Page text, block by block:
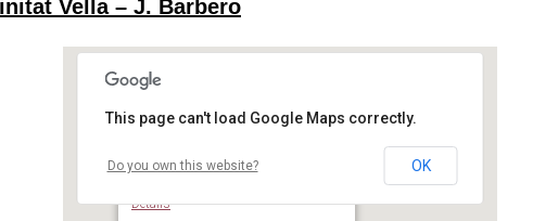
Vella – J. Barbero
Biblioteca Trinitat Vella – J. Barbero
Details
This page can't load Google Maps correctly.
Do you own this website? OK